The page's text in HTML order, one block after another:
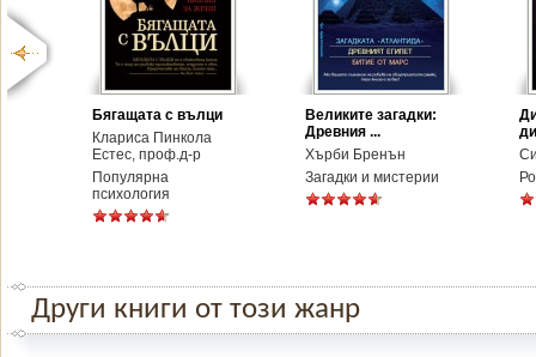
Бягащата с вълци
Клариса Пинкола
Естес, проф.д-р
Популярна
психология
Великите загадки:
Древния ...
Хърби Бренън
Загадки и мистерии
Други книги от този жанр